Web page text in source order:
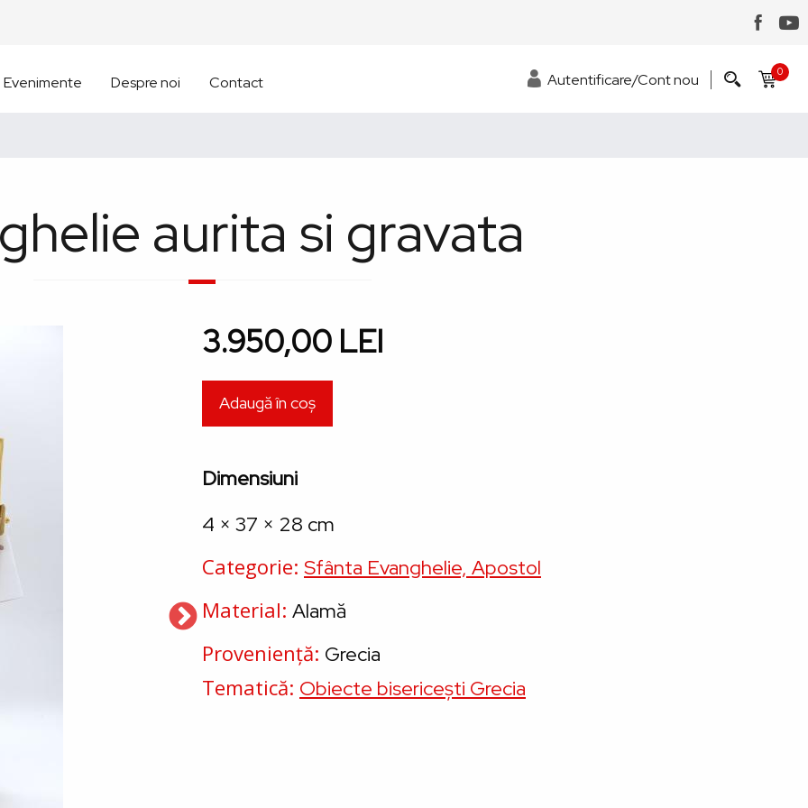
Evenimente Despre noi Contact Autentificare/Cont nou 0
aurita si gravata
3.950,00 LEI
Dimensiuni
4 × 37 × 28 cm
Categorie Sfânta Evanghelie, Apostol
Material Alamă
Proveniență Grecia
Tematică Obiecte bisericești Grecia